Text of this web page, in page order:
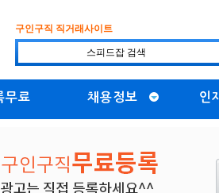
구인구직 직거래사이트
무료 채용정보 인